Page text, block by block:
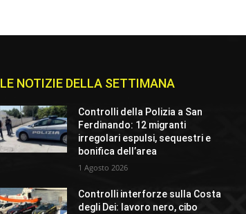
LE NOTIZIE DELLA SETTIMANA
Controlli della Polizia a San
Ferdinando: 12 migranti
irregolari espulsi, sequestri e
bonifica dell’area
1 Agosto 2026
Controlli interforze sulla Costa
degli Dei: lavoro nero, cibo